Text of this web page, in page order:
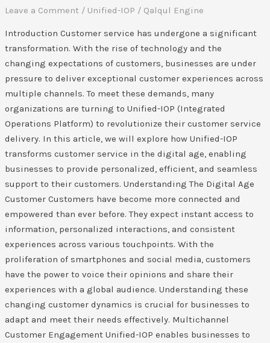
Leave a Comment / Unified-IOP / Qalqul Engine
Introduction Customer service has undergone a significant
transformation. With the rise of technology and the
changing expectations of customers, businesses are under
pressure to deliver exceptional customer experiences across
multiple channels. To meet these demands, many
organizations are turning to Unified-IOP (Integrated
Operations Platform) to revolutionize their customer service
delivery. In this article, we will explore how Unified-IOP
transforms customer service in the digital age, enabling
businesses to provide personalized, efficient, and seamless
support to their customers. Understanding The Digital Age
Customer Customers have become more connected and
empowered than ever before. They expect instant access to
information, personalized interactions, and consistent
experiences across various touchpoints. With the
proliferation of smartphones and social media, customers
have the power to voice their opinions and share their
experiences with a global audience. Understanding these
changing customer dynamics is crucial for businesses to
adapt and meet their needs effectively. Multichannel
Customer Engagement Unified-IOP enables businesses to